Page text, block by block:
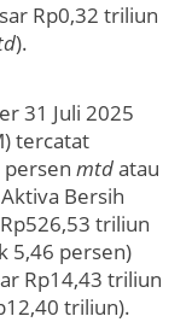
Rp0,32 triliun
).
31 Juli 2025
tercatat
persen mtdatau
Bersih
triliun
5,46 persen)
Rp14,43 triliun
triliun).